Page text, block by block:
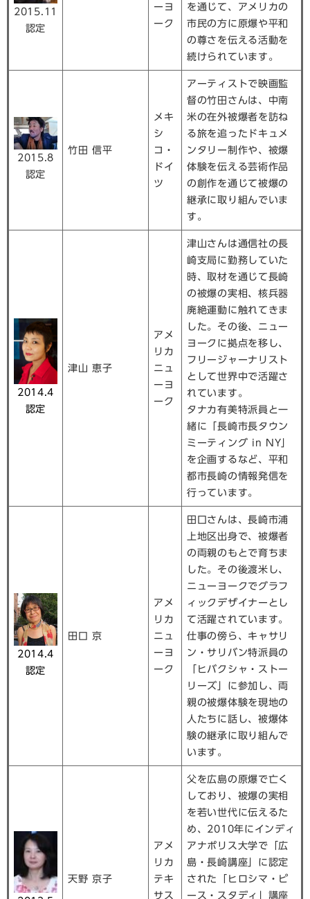
2015.11
認定
ーヨ
ーク
を通じて、アメリカの
市民の方に原爆や平和
の尊さを伝える活動を
続けられています。
2015.8
認定
竹田 信平
メキ
シ
コ・
ドイ
ツ
アーティストで映画監
督の竹田さんは、中南
米の在外被爆者を訪ね
る旅を追ったドキュメ
ンタリー制作や、被爆
体験を伝える芸術作品
の創作を通じて被爆の
継承に取り組んでいま
す。
2014.4
認定
津山 恵子
アメ
リカ
ニュ
ーヨ
ーク
津山さんは通信社の長
崎支局に勤務していた
時、取材を通じて長崎
の被爆の実相、核兵器
廃絶運動に触れてきま
した。その後、ニュー
ヨークに拠点を移し、
フリージャーナリスト
として世界中で活躍さ
れています。
タナカ有美特派員と一
緒に「長崎市長タウン
ミーティング in NY」
を企画するなど、平和
都市長崎の情報発信を
行っています。
2014.4
認定
田口 京
アメ
リカ
ニュ
ーヨ
ーク
田口さんは、長崎市浦
上地区出身で、被爆者
の両親のもとで育ちま
した。その後渡米し、
ニューヨークでグラフ
ィックデザイナーとし
て活躍されています。
仕事の傍ら、キャサリ
ン・サリバン特派員の
「ヒバクシャ・ストー
リーズ」に参加し、両
親の被爆体験を現地の
人たちに話し、被爆体
験の継承に取り組んで
います。
天野 京子
アメ
リカ
テキ
サス
父を広島の原爆で亡く
しており、被爆の実相
を若い世代に伝えるた
め、2010年にインディ
アナポリス大学で「広
島・長崎講座」に認定
された「ヒロシマ・ピ
ース・スタディ」講座